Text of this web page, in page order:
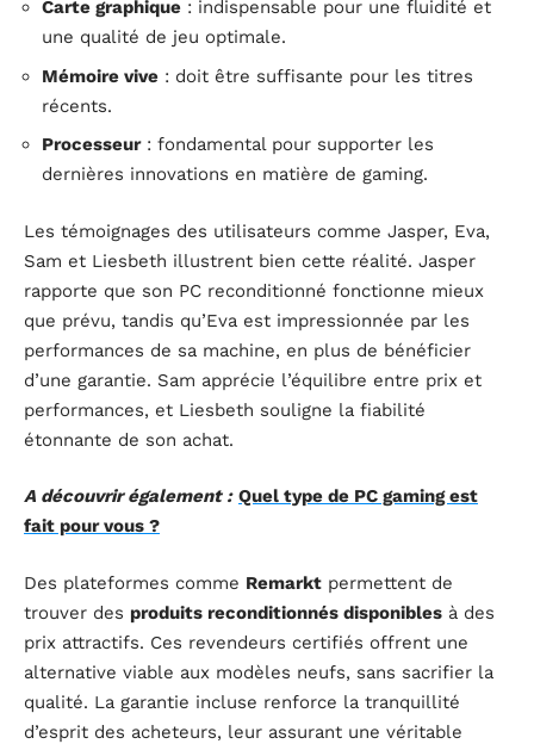
Carte graphique : indispensable pour une fluidité et
une qualité de jeu optimale.
Mémoire vive : doit être suffisante pour les titres
récents.
Processeur: fondamental pour supporter les
dernières innovations en matière de gaming.
Les témoignages des utilisateurs comme Jasper, Eva,
Sam et Liesbeth illustrent bien cette réalité. Jasper
rapporte que son PC reconditionné fonctionne mieux
que prévu, tandis qu’Eva est impressionnée par les
performances de sa machine, en plus de bénéficier
d’une garantie. Sam apprécie l’équilibre entre prix et
performances, et Liesbeth souligne la fiabilité
étonnante de son achat.
A découvrir également : Quel type de PC gaming est
fait pour vous ?
Des plateformes comme Remarkt permettent de
trouver des produits reconditionnés disponibles à des
prix attractifs. Ces revendeurs certifiés offrent une
alternative viable aux modèles neufs, sans sacrifier la
qualité. La garantie incluse renforce la tranquillité
d’esprit des acheteurs, leur assurant une véritable